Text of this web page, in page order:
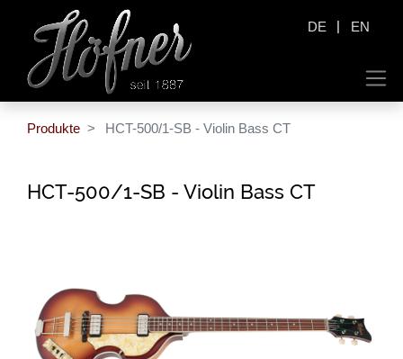
DE | EN
Produkte HCT-500/1-SB - Violin Bass CT
HCT-500/1-SB - Violin Bass CT